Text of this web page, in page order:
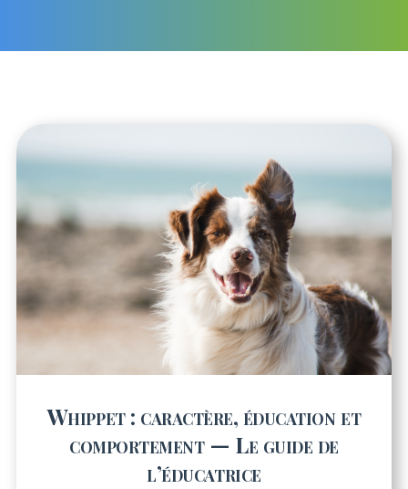
Whippet : caractère, éducation et
comportement — Le guide de
l’éducatrice